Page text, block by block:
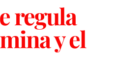
regula
y el